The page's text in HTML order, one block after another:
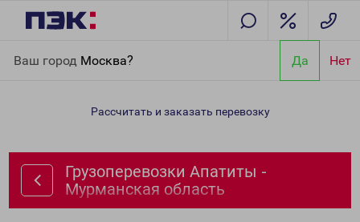
Ваш город Москва? Да Нет
Мурманская область
Рассчитать и заказать перевозку
Грузоперевозки Апатиты -
Мурманская область